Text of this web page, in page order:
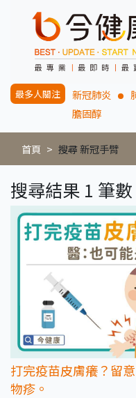
最多人關注 新冠肺炎
膽固醇
首頁 搜尋 新冠手臂
搜尋結果 1 筆數
打完疫苗皮膚癢？留
物疹。